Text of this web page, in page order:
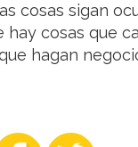
cosas sigan
cosas que
hagan